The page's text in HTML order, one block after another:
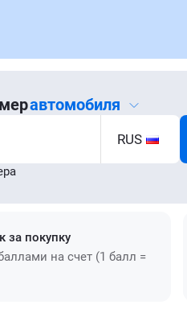
автомобиля
RUS
за покупку
на счет (1 балл =